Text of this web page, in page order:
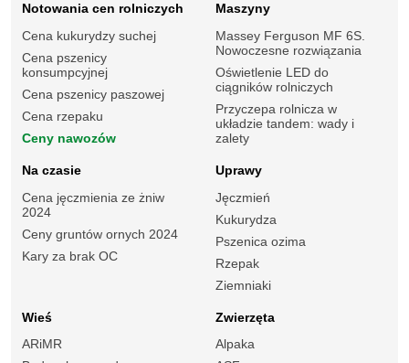
Notowania cen rolniczych
Cena kukurydzy suchej
Cena pszenicy
konsumpcyjnej
Cena pszenicy paszowej
Cena rzepaku
Ceny nawozów
Maszyny
Massey Ferguson MF 6S.
Nowoczesne rozwiązania
Oświetlenie LED do
ciągników rolniczych
Przyczepa rolnicza w
układzie tandem: wady i
zalety
Na czasie
Cena jęczmienia ze żniw
2024
Ceny gruntów ornych 2024
Kary za brak OC
Uprawy
Jęczmień
Kukurydza
Pszenica ozima
Rzepak
Ziemniaki
Wieś
ARiMR
Zwierzęta
Alpaka